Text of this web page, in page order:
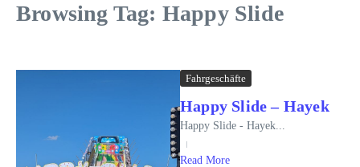
Browsing Tag: Happy Slide
Fahrgeschäfte
Happy Slide – Hayek
Happy Slide - Hayek...
Read More